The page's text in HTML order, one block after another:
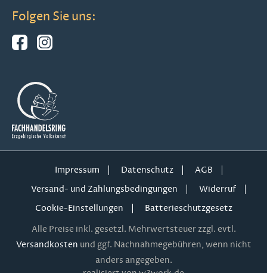
Folgen Sie uns:
Impressum Datenschutz
AGB
Versand- und Zahlungsbedingungen
Widerruf
Cookie-Einstellungen
Batterieschutzgesetz
Alle Preise inkl. gesetzl. Mehrwertsteuer zzgl. evtl.
Versandkosten und ggf. Nachnahmegebühren, wenn nicht
anders angegeben.